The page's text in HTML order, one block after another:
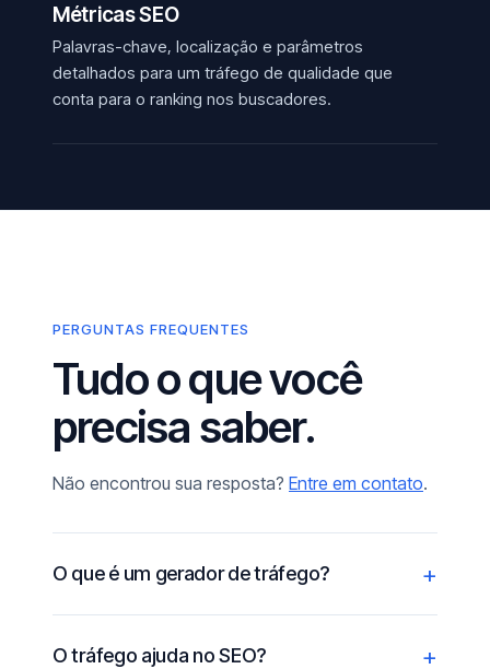
Métricas SEO
Palavras-chave, localização e parâmetros
detalhados para um tráfego de qualidade que
conta para o ranking nos buscadores.
PERGUNTAS FREQUENTES
Tudo o que você
precisa saber.
Não encontrou sua resposta? Entre em contato.
O que é um gerador de tráfego?
O tráfego ajuda no SEO?